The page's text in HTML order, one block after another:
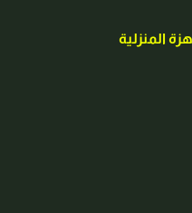
المنزلية